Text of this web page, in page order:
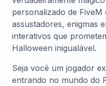
personalizado de FiveM
assustadores, enigmas
interativos que
Halloween inigualável.
Seja você um jogador
entrando no mundo do